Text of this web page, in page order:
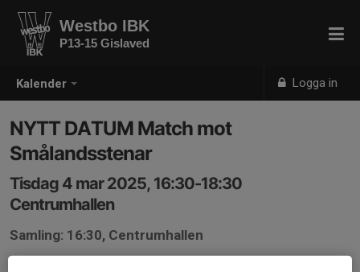
Kalender Logga in
Westbo IBK
P13-15 Gislaved
NYTT DATUM Match mot
Smålandsstenar
Tisdag 4 mar 2025, 16:30-18:30
Centrumhallen
Samling: 16:30, Centrumhallen